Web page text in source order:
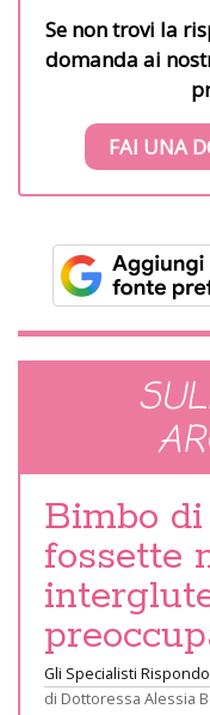
Se non trovi la
domanda ai
FAI UNA
Bimbo
fossette
Gli Specialisti
di Dottoressa Alessia